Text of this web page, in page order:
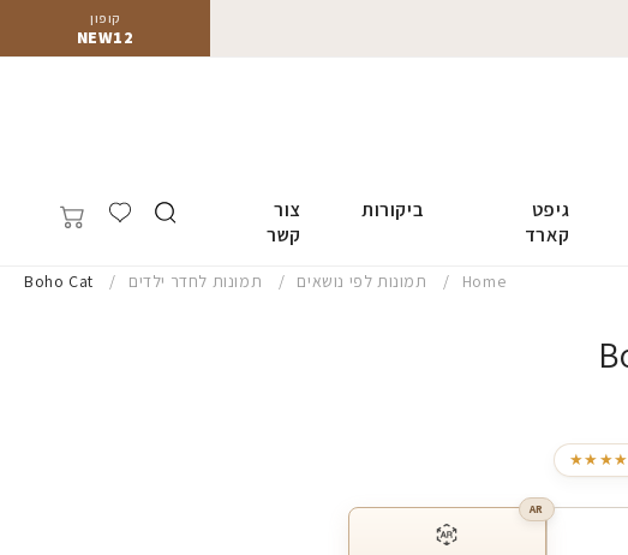
קופון
NEW12
גיפט
קארד
ביקורות
צור
קשר
Home תמונות לפי נושאים תמונות לחדר ילדים Boho Cat
AR